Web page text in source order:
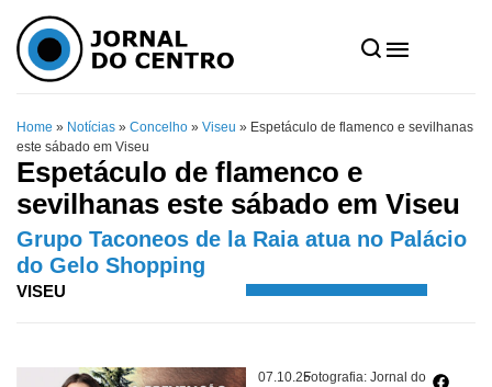
Home » Notícias » Concelho » Viseu » Espetáculo de flamenco e sevilhanas
este sábado em Viseu
Espetáculo de flamenco e
sevilhanas este sábado em Viseu
Grupo Taconeos de la Raia atua no Palácio
do Gelo Shopping
VISEU
07.10.25Fotografia: Jornal do